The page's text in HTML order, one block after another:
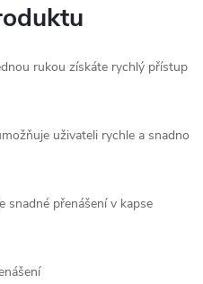
rukou získáte rychlý přístup
uživateli rychle a snadno
snadné přenášení v kapse